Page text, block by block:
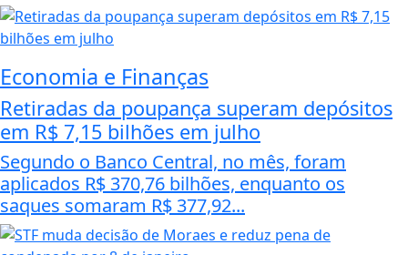
Economia e Finanças
Retiradas da poupança superam depósitos
em R$ 7,15 bilhões em julho
Segundo o Banco Central, no mês, foram
aplicados R$ 370,76 bilhões, enquanto os
saques somaram R$ 377,92...